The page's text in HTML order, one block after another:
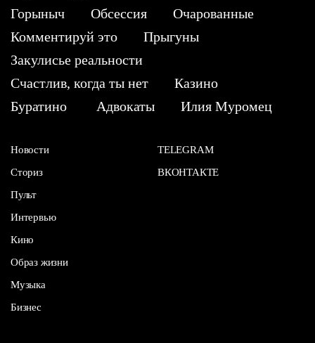
Горыныч
Обсессия
Очарованные
Комментируй это
Прыгуны
Закулисье реальности
Счастлив, когда ты нет
Казино
Буратино
Адвокаты Илия Муромец
Новости
Сториз
Пульт
Интервью
Кино
Образ жизни
Музыка
Бизнес
TELEGRAM
ВКОНТАКТЕ